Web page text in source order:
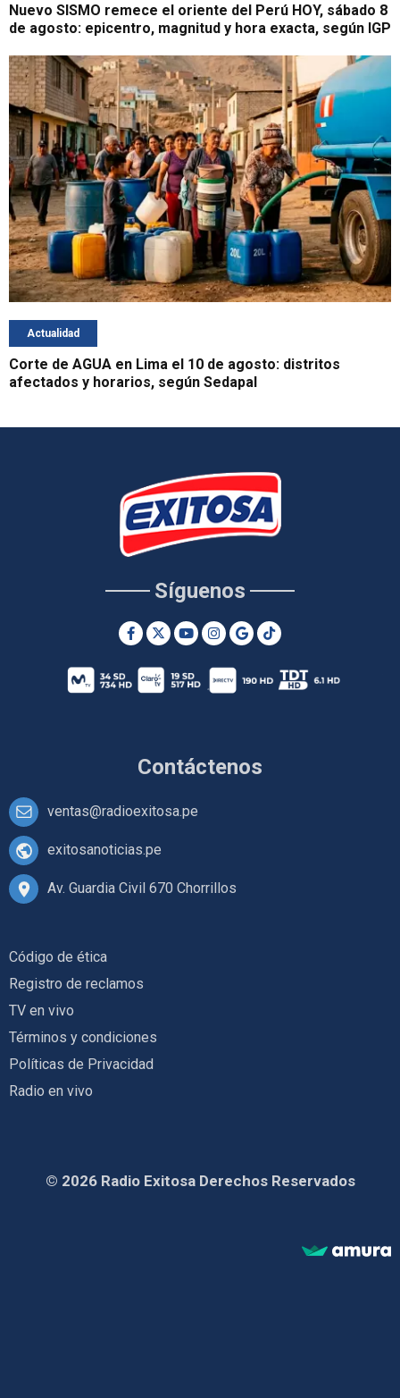
Nuevo SISMO remece el oriente del Perú HOY, sábado 8
de agosto: epicentro, magnitud y hora exacta, según IGP
Actualidad
Corte de AGUA en Lima el 10 de agosto: distritos
afectados y horarios, según Sedapal
Contáctenos
ventas@radioexitosa.pe
exitosanoticias.pe
Av. Guardia Civil 670 Chorrillos
Síguenos
Código de ética
Registro de reclamos
TV en vivo
Términos y condiciones
Políticas de Privacidad
Radio en vivo
© 2026 Radio Exitosa Derechos Reservados